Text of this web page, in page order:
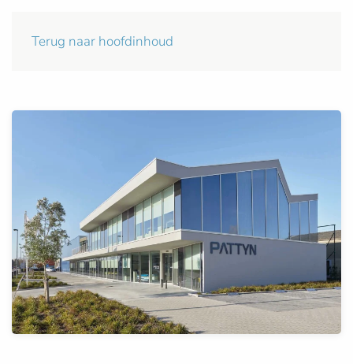
Terug naar hoofdinhoud